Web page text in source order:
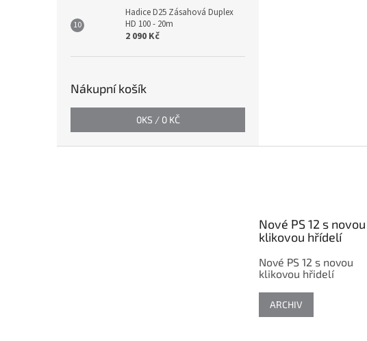
Hadice D25 Zásahová Duplex
HD 100 - 20m
2 090 Kč
Nákupní košík
0KS / 0 KČ
Nové PS 12 s novou
klikovou hřídelí
Nové PS 12 s novou
klikovou hřidelí
ARCHIV